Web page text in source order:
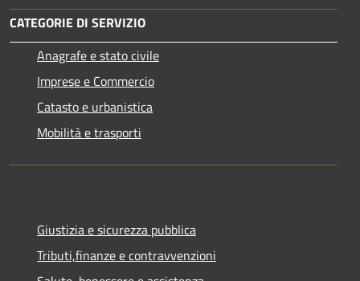
CATEGORIE DI SERVIZIO
Anagrafe e stato civile
Imprese e Commercio
Catasto e urbanistica
Mobilità e trasporti
Giustizia e sicurezza pubblica
Tributi,finanze e contravvenzioni